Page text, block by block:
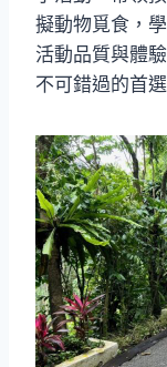
擬動物覓食，
活動品質與體
不可錯過的首